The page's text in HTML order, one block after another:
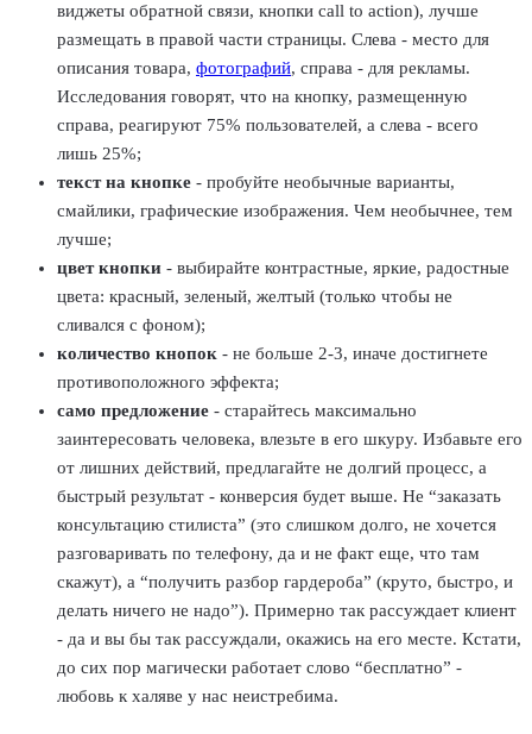
виджеты обратной связи, кнопки call to action), лучше
размещать в правой части страницы. Слева - место для
описания товара, фотографий, справа - для рекламы.
Исследования говорят, что на кнопку, размещенную
справа, реагируют 75% пользователей, а слева - всего
лишь 25%;
текст на кнопке - пробуйте необычные варианты,
смайлики, графические изображения. Чем необычнее, тем
лучше;
цвет кнопки - выбирайте контрастные, яркие, радостные
цвета: красный, зеленый, желтый (только чтобы не
сливался с фоном);
количество кнопок - не больше 2-3, иначе достигнете
противоположного эффекта;
само предложение - старайтесь максимально
заинтересовать человека, влезьте в его шкуру. Избавьте его
от лишних действий, предлагайте не долгий процесс, а
быстрый результат - конверсия будет выше. Не “заказать
консультацию стилиста” (это слишком долго, не хочется
разговаривать по телефону, да и не факт еще, что там
скажут), а “получить разбор гардероба” (круто, быстро, и
делать ничего не надо”). Примерно так рассуждает клиент
- да и вы бы так рассуждали, окажись на его месте. Кстати,
до сих пор магически работает слово “бесплатно” -
любовь к халяве у нас неистребима.